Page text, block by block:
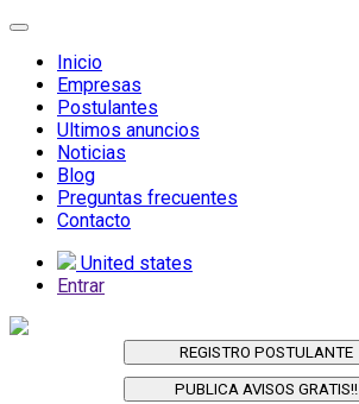
Inicio
Empresas
Postulantes
Ultimos anuncios
Noticias
Blog
Preguntas frecuentes
Contacto
United states
Entrar
REGISTRO POSTULANTE
PUBLICA AVISOS GRATIS!!